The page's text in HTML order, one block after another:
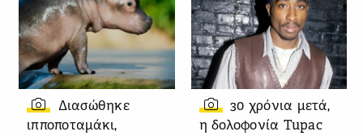
Διασώθηκε
ιπποποταμάκι,
30 χρόνια μετά,
η δολοφονία Tupac